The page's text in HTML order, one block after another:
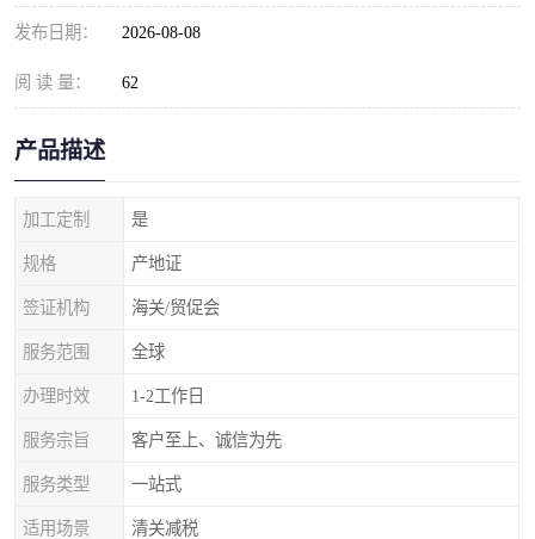
发布日期： 2026-08-08
阅 读 量： 62
产品描述
加工定制 是
规格 产地证
签证机构 海关/贸促会
服务范围 全球
办理时效 1-2工作日
服务宗旨 客户至上、诚信为先
服务类型 一站式
适用场景 清关减税